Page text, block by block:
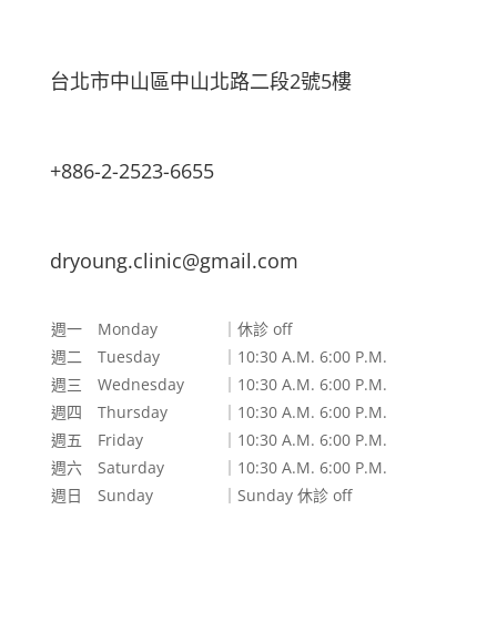
台北市中山區中山北路二段2號5樓
+886-2-2523-6655
dryoung.clinic@gmail.com
週一 Monday
｜休診 off
週二 Tuesday
｜10:30 A.M. 6:00 P.M.
週三 Wednesday
｜10:30 A.M. 6:00 P.M.
週四 Thursday
｜10:30 A.M. 6:00 P.M.
週五 Friday
｜10:30 A.M. 6:00 P.M.
週六 Saturday
｜10:30 A.M. 6:00 P.M.
週日 Sunday
｜Sunday 休診 off